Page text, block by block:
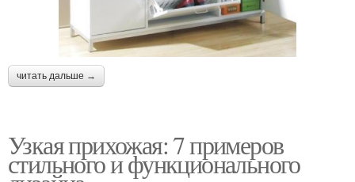
читать дальше →
Узкая прихожая: 7 примеров
стильного и функционального